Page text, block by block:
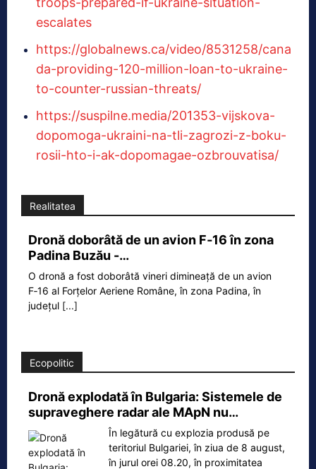
escalates
https://globalnews.ca/video/8531258/cana
da-providing-120-million-loan-to-ukraine-
to-counter-russian-threats/
https://suspilne.media/201353-vijskova-
dopomoga-ukraini-na-tli-zagrozi-z-boku-
rosii-hto-i-ak-dopomagae-ozbrouvatisa/
Realitatea
Dronă doborâtă de un avion F‑16 în zona
Padina Buzău -…
O dronă a fost doborâtă vineri dimineață de un avion
F‑16 al Forțelor Aeriene Române, în zona Padina, în
județul [...]
Ecopolitic
Dronă explodată în Bulgaria: Sistemele de
supraveghere radar ale MApN nu…
În legătură cu explozia produsă pe
teritoriul Bulgariei, în ziua de 8 august,
în jurul orei 08.20, în proximitatea